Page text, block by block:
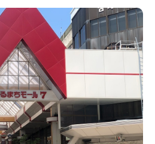
新潟市西区
新潟市北区
新潟市秋葉区
新潟市西蒲区
胎内・粟島
・阿賀野・阿賀
燕・弥彦
日町・津南
魚沼・南魚沼・湯沢
・妙高・糸魚川
テイクアウト
季節・期間限定
焼肉
パスタ
カツ・豚カツ
デカ盛り・大盛り
海鮮・鮨
そば・うどん
・クラフトビール
デン・暑気払い
も向け 花火大会
入場無料
学生スポーツ アルビレックス
スキー場
リユース・買取
ンモール
ラブラ万代・ラブラ2
新潟伊勢丹
ピア万代
ィオPATIO
旅行・レジャー
家電・携帯電話
通販・EC イベント
求人
チラシ
長岡・見附 チラシ
注目 チラシ
リニューアルセール
年末・初売りセール